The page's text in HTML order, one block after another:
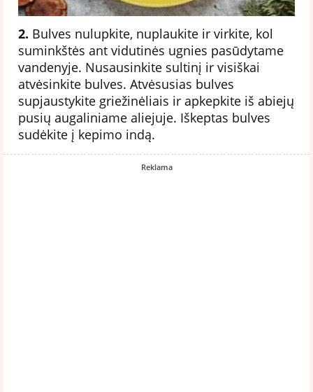
2. Bulves nulupkite, nuplaukite ir virkite, kol
suminkštės ant vidutinės ugnies pasūdytame
vandenyje. Nusausinkite sultinį ir visiškai
atvėsinkite bulves. Atvėsusias bulves
supjaustykite griežinėliais ir apkepkite iš abiejų
pusių augaliniame aliejuje. Iškeptas bulves
sudėkite į kepimo indą.
Reklama